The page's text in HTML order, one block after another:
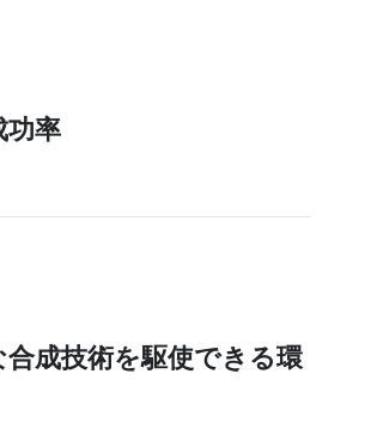
功率
合成技術を駆使できる環